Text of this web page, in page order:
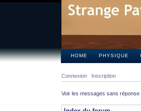
HOME PHYSIQUE
Connexion Inscription
Voir les messages sans réponse